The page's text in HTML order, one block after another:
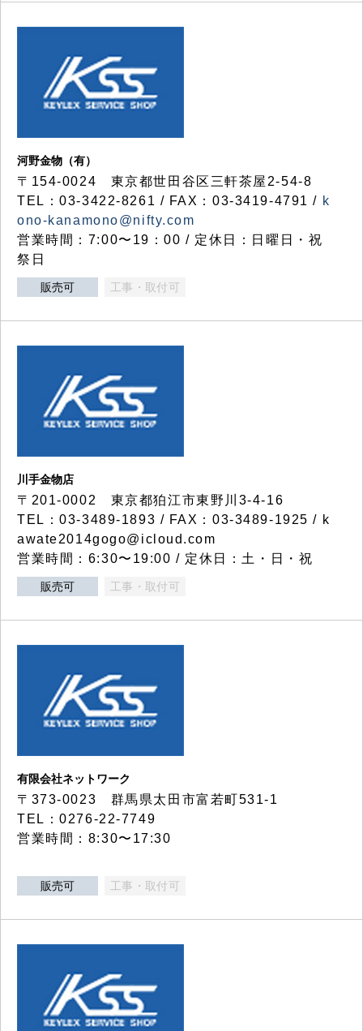
河野金物（有）
〒154-0024 東京都世田谷区三軒茶屋2-54-8
TEL：03-3422-8261 / FAX：03-3419-4791 / k
ono-kanamono@nifty.com
営業時間：7:00〜19：00 / 定休日：日曜日・祝
祭日
販売可 工事・取付可
川手金物店
〒201-0002 東京都狛江市東野川3-4-16
TEL：03-3489-1893 / FAX：03-3489-1925 / k
awate2014gogo@icloud.com
営業時間：6:30〜19:00 / 定休日：土・日・祝
販売可 工事・取付可
有限会社ネットワーク
〒373-0023 群馬県太田市富若町531-1
TEL：0276-22-7749
営業時間：8:30〜17:30
販売可 工事・取付可